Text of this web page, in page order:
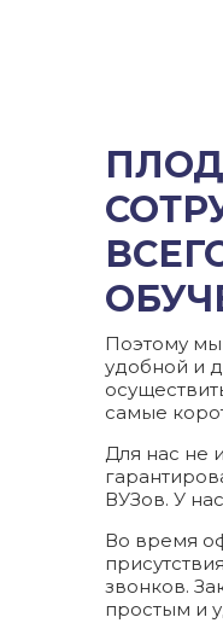
Поэтому мы
удобной и
самые
Для нас не
ВУЗов. У
Во время
звонков.
простым и